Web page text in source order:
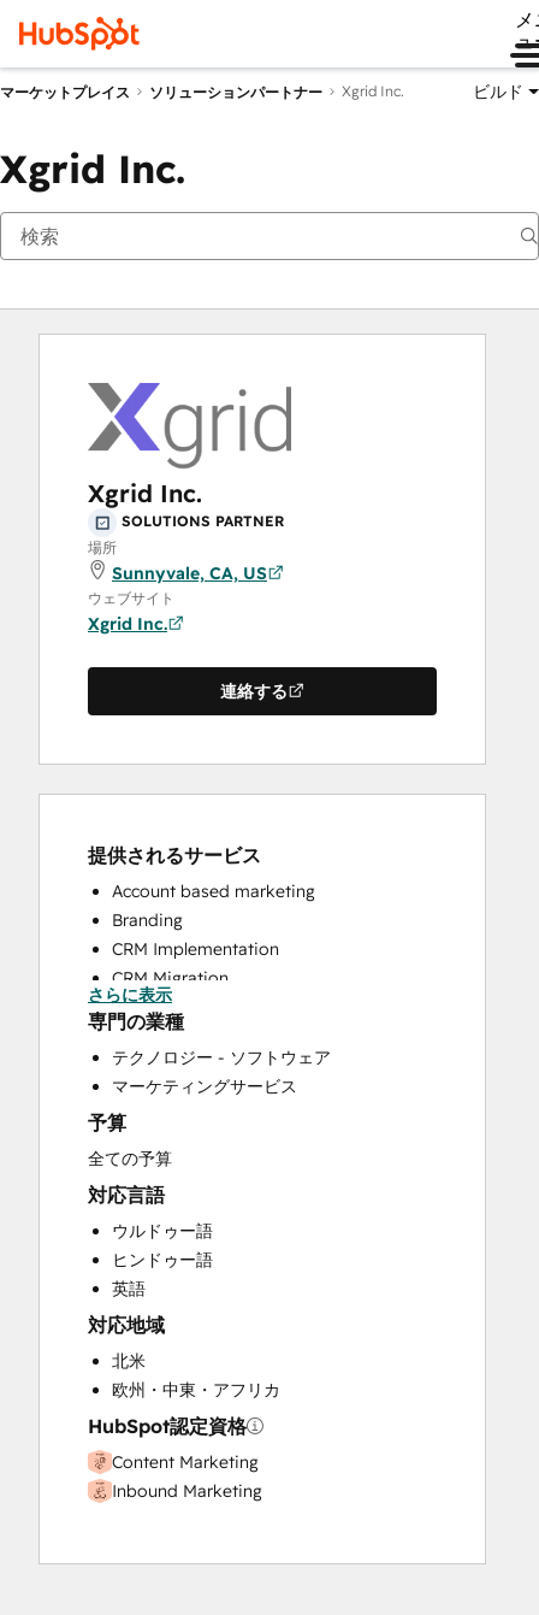
ュ
マーケットプレイス ソリューションパートナー Xgrid Inc. ビルド
Xgrid Inc.
Xgrid Inc.
SOLUTIONS PARTNER
場所
Sunnyvale, CA, US
ウェブサイト
Xgrid Inc.
連絡する
提供されるサービス
Account based marketing
Branding
CRM Implementation
CRM Migration
Email Marketing
HubSpot Onboarding
Sales and Marketing Alignment
Website Design
Website Development
さらに表示
専門の業種
テクノロジー - ソフトウェア
マーケティングサービス
予算
全ての予算
対応言語
ウルドゥー語
ヒンドゥー語
英語
対応地域
北米
欧州・中東・アフリカ
HubSpot認定資格
Content Marketing
Inbound Marketing